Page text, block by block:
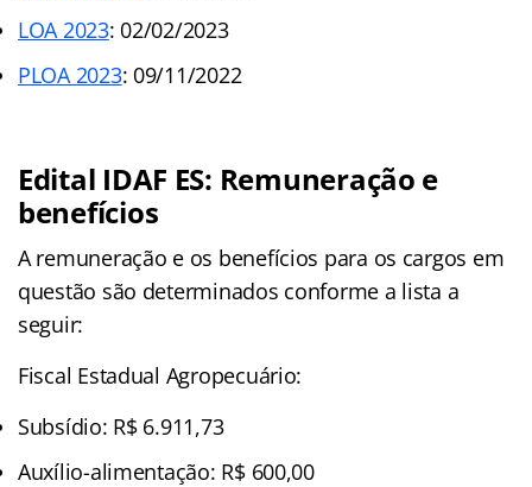
LOA 2023: 02/02/2023
PLOA 2023: 09/11/2022
Edital IDAF ES: Remuneração e
benefícios
A remuneração e os benefícios para os cargos em
questão são determinados conforme a lista a
seguir:
Fiscal Estadual Agropecuário:
Subsídio: R$ 6.911,73
Auxílio-alimentação: R$ 600,00